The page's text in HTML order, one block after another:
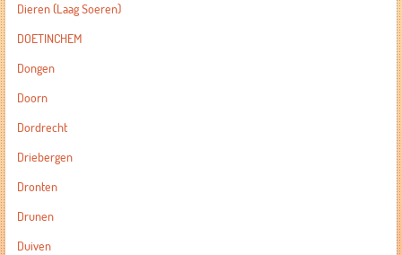
Dieren (Laag Soeren)
DOETINCHEM
Dongen
Doorn
Dordrecht
Driebergen
Dronten
Drunen
Duiven